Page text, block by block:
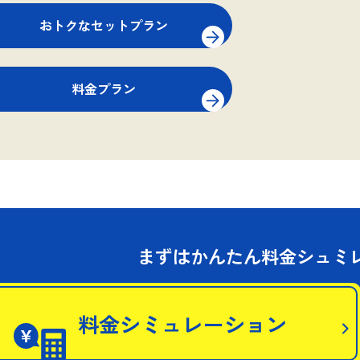
おトクなセットプラン
料金プラン
まずはかんたん料金シュミ
料金シミュレーション